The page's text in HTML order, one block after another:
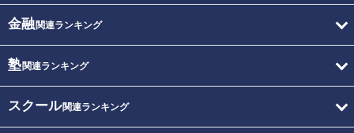
金融関連ランキング
塾関連ランキング
スクール関連ランキング